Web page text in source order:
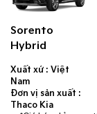
Sorento
Hybrid
Xuất xứ : Việt
Nam
Đơn vị sản xuất :
Thaco Kia